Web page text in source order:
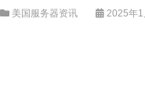
美国服务器资讯 2025年